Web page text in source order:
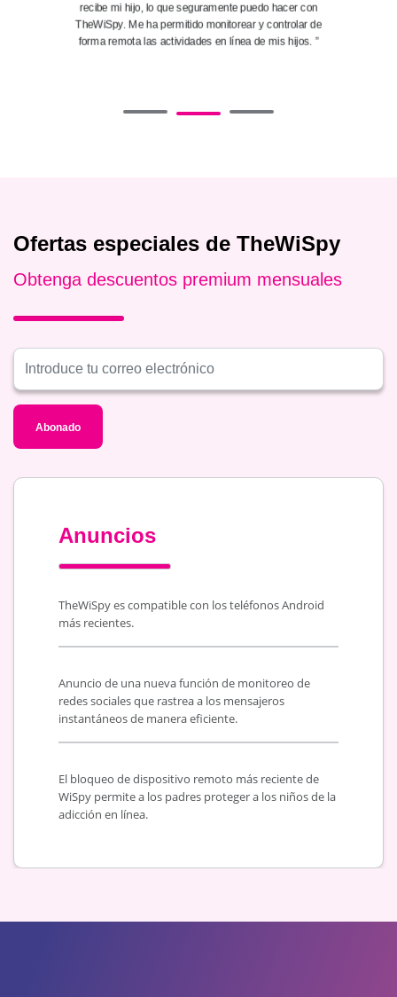
recibe mi hijo, lo que seguramente puedo hacer con
TheWiSpy. Me ha permitido monitorear y controlar de
forma remota las actividades en línea de mis hijos. ”
Ofertas especiales de TheWiSpy
Obtenga descuentos premium mensuales
Abonado
Anuncios
TheWiSpy es compatible con los teléfonos Android
más recientes.
Anuncio de una nueva función de monitoreo de
redes sociales que rastrea a los mensajeros
instantáneos de manera eficiente.
El bloqueo de dispositivo remoto más reciente de
WiSpy permite a los padres proteger a los niños de la
adicción en línea.